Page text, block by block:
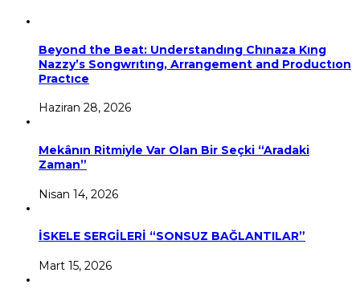
Beyond the Beat: Understandıng Chınaza Kıng
Nazzy’s Songwrıtıng, Arrangement and Productıon
Practıce
Haziran 28, 2026
Mekânın Ritmiyle Var Olan Bir Seçki “Aradaki
Zaman”
Nisan 14, 2026
İSKELE SERGİLERİ “SONSUZ BAĞLANTILAR”
Mart 15, 2026